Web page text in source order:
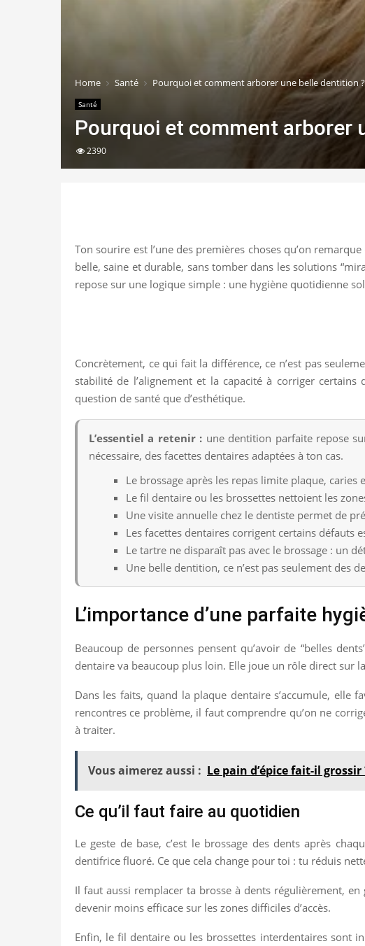
Home Santé Pourquoi et comment arborer une belle dentition ?
Santé
Pourquoi et comment arborer
2390
Ton sourire est l’une des premières choses qu’on
belle, saine et durable, sans tomber dans les solutions
repose sur une logique simple : une hygiène quotidienne
Concrètement, ce qui fait la différence, ce n’est pas
stabilité de l’alignement et la capacité à corriger
question de santé que d’esthétique.
L’essentiel a retenir : une dentition parfaite repose
nécessaire, des facettes dentaires adaptées à ton cas.
Le brossage après les repas limite plaque, caries
Le fil dentaire ou les brossettes nettoient les
Une visite annuelle chez le dentiste permet de
Les facettes dentaires corrigent certains défauts
Le tartre ne disparaît pas avec le brossage : un
Une belle dentition, ce n’est pas seulement des
L’importance d’une parfaite
Beaucoup de personnes pensent qu’avoir de “belles
dentaire va beaucoup plus loin. Elle joue un rôle direct sur
Dans les faits, quand la plaque dentaire s’accumule, elle
rencontres ce problème, il faut comprendre qu’on ne
à traiter.
Vous aimerez aussi : Le pain d’épice fait-il grossir
Ce qu’il faut faire au quotidien
Le geste de base, c’est le brossage des dents après
dentifrice fluoré. Ce que cela change pour toi : tu réduis
Il faut aussi remplacer ta brosse à dents régulièrement,
devenir moins efficace sur les zones difficiles d’accès.
Enfin, le fil dentaire ou les brossettes interdentaires sont